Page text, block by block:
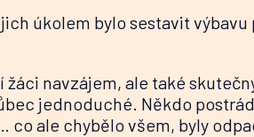
úkolem bylo sestavit
navzájem, ale také
jednoduché. Někdo
ale chybělo všem, byly